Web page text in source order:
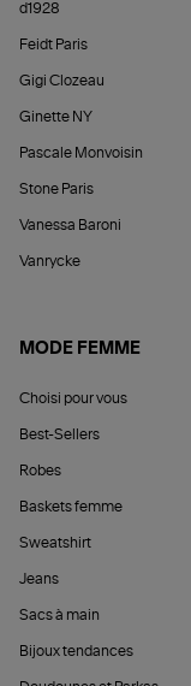
d1928
Feidt Paris
Gigi Clozeau
Ginette NY
Pascale Monvoisin
Stone Paris
Vanessa Baroni
Vanrycke
MODE FEMME
Choisi pour vous
Best-Sellers
Robes
Baskets femme
Sweatshirt
Jeans
Sacs à main
Bijoux tendances